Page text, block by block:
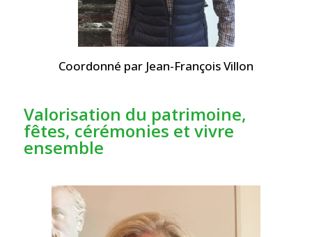
Coordonné par Jean-François Villon
Valorisation du patrimoine,
fêtes, cérémonies et vivre
ensemble